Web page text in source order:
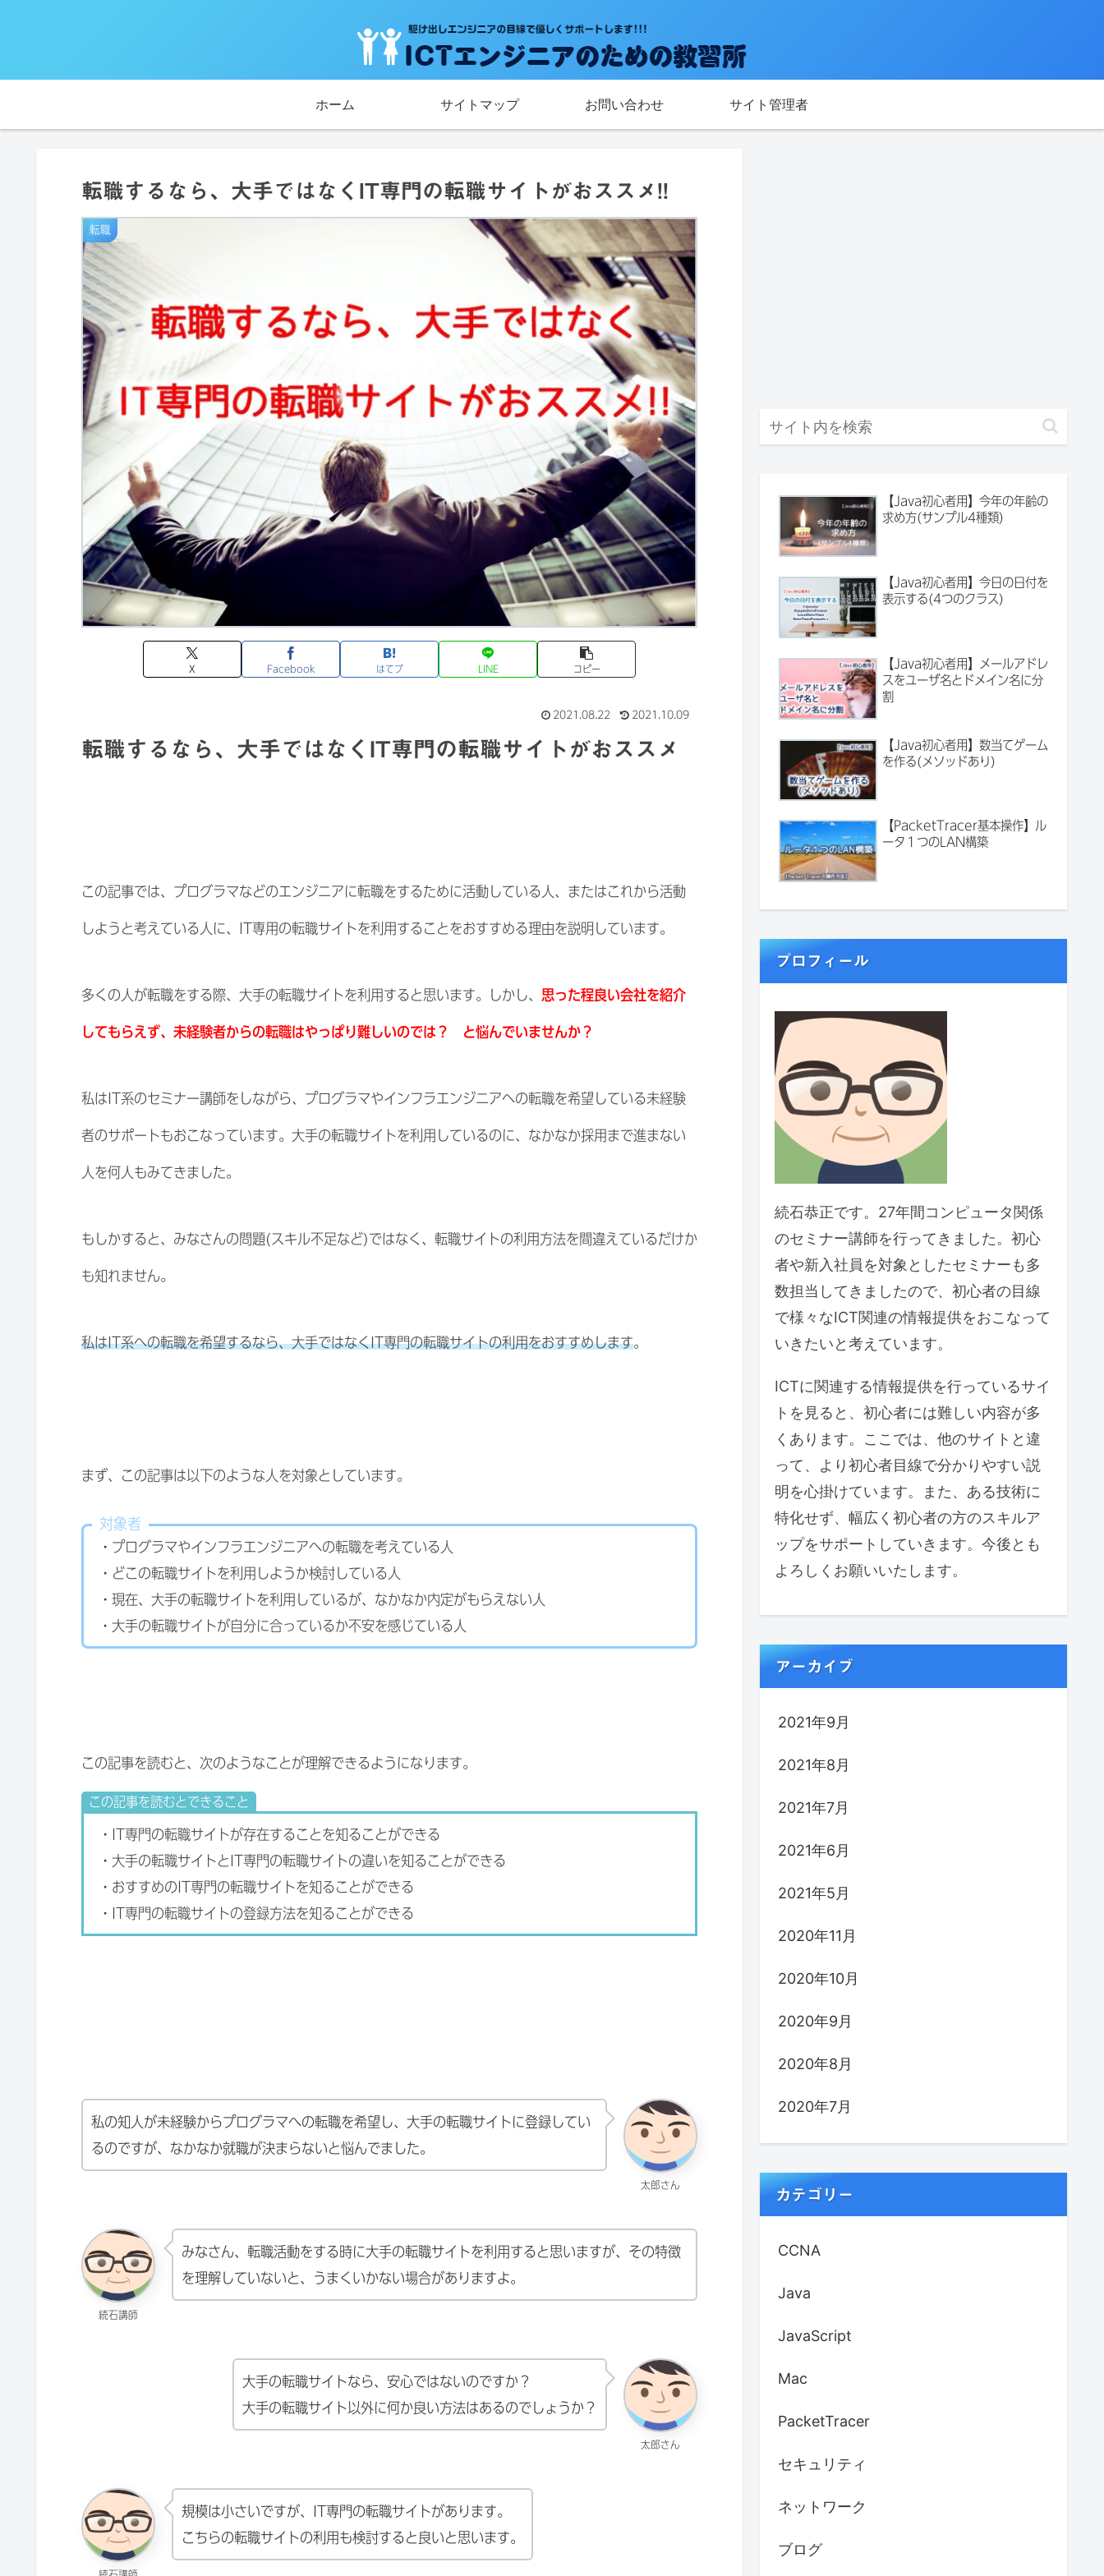
ホーム サイトマップ お問い合わせ サイト管理者
転職するなら、大手ではなくIT専門の転職サイトがおススメ!!
転職
X Facebook はてブ LINE コピー
2021.08.22 2021.10.09
転職するなら、大手ではなくIT専門の転職サイトがおススメ
この記事では、プログラマなどのエンジニアに転職をするために活動している人、またはこれから活動
しようと考えている人に、IT専用の転職サイトを利用することをおすすめる理由を説明しています。
多くの人が転職をする際、大手の転職サイトを利用すると思います。しかし、 思った程良い会社を紹介
してもらえず、未経験者からの転職はやっぱり難しいのでは？ と悩んでいませんか？
私はIT系のセミナー講師をしながら、プログラマやインフラエンジニアへの転職を希望している未経験
者のサポートもおこなっています。大手の転職サイトを利用しているのに、なかなか採用まで進まない
人を何人もみてきました。
もしかすると、みなさんの問題(スキル不足など)ではなく、転職サイトの利用方法を間違えているだけか
も知れません。
私はIT系への転職を希望するなら、大手ではなくIT専門の転職サイトの利用をおすすめします。
まず、この記事は以下のような人を対象としています。
対象者
・プログラマやインフラエンジニアへの転職を考えている人
・どこの転職サイトを利用しようか検討している人
・現在、大手の転職サイトを利用しているが、なかなか内定がもらえない人
・大手の転職サイトが自分に合っているか不安を感じている人
この記事を読むと、次のようなことが理解できるようになります。
この記事を読むとできること
・IT専門の転職サイトが存在することを知ることができる
・大手の転職サイトとIT専門の転職サイトの違いを知ることができる
・おすすめのIT専門の転職サイトを知ることができる
・IT専門の転職サイトの登録方法を知ることができる
太郎さん
私の知人が未経験からプログラマへの転職を希望し、大手の転職サイトに登録してい
るのですが、なかなか就職が決まらないと悩んでました。
続石講師
みなさん、転職活動をする時に大手の転職サイトを利用すると思いますが、その特徴
を理解していないと、うまくいかない場合がありますよ。
太郎さん
大手の転職サイトなら、安心ではないのですか？
大手の転職サイト以外に何か良い方法はあるのでしょうか？
規模は小さいですが、IT専門の転職サイトがあります。
こちらの転職サイトの利用も検討すると良いと思います。
【Java初心者用】今年の年齢の
求め方(サンプル4種類)
【Java初心者用】今日の日付を
表示する(4つのクラス)
【Java初心者用】メールアドレ
スをユーザ名とドメイン名に分
割
【Java初心者用】数当てゲーム
を作る(メソッドあり)
【PacketTracer基本操作】ル
ータ１つのLAN構築
プロフィール
続石恭正です。27年間コンピュータ関係
のセミナー講師を行ってきました。初心
者や新入社員を対象としたセミナーも多
数担当してきましたので、初心者の目線
で様々なICT関連の情報提供をおこなって
いきたいと考えています。
ICTに関連する情報提供を行っているサイ
トを見ると、初心者には難しい内容が多
くあります。ここでは、他のサイトと違
って、より初心者目線で分かりやすい説
明を心掛けています。また、ある技術に
特化せず、幅広く初心者の方のスキルア
ップをサポートしていきます。今後とも
よろしくお願いいたします。
アーカイブ
2021年9月
2021年8月
2021年7月
2021年6月
2021年5月
2020年11月
2020年10月
2020年9月
2020年8月
2020年7月
カテゴリー
CCNA
Java
JavaScript
Mac
PacketTracer
セキュリティ
ネットワーク
ブログ